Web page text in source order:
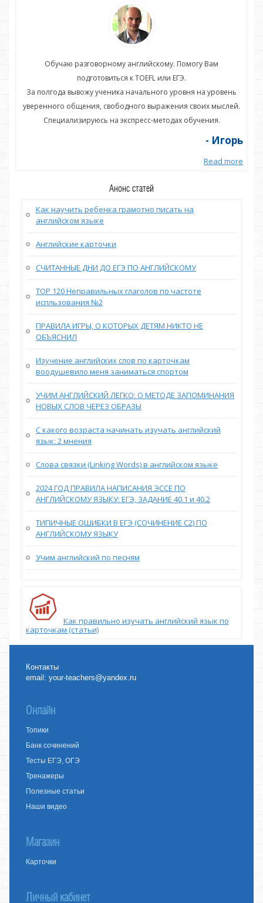
Обучаю разговорному английскому. Помогу Вам
подготовиться к TOEFL или ЕГЭ.
За полгода вывожу ученика начального уровня на уровень
уверенного общения, свободного выражения своих мыслей.
Специализируюсь на экспресс-методах обучения.
- Игорь
Read more
Анонс статей
Как научить ребенка грамотно писать на
английском языке
Английские карточки
СЧИТАННЫЕ ДНИ ДО ЕГЭ ПО АНГЛИЙСКОМУ
TOP 120 Неправильных глаголов по частоте
испльзования №2
ПРАВИЛА ИГРЫ, О КОТОРЫХ ДЕТЯМ НИКТО НЕ
ОБЪЯСНИЛ
Изучение английских слов по карточкам
воодушевило меня заниматься спортом
УЧИМ АНГЛИЙСКИЙ ЛЕГКО: О МЕТОДЕ ЗАПОМИНАНИЯ
НОВЫХ СЛОВ ЧЕРЕЗ ОБРАЗЫ
С какого возраста начинать изучать английский
язык: 2 мнения
Слова связки (Linking Words) в английском языке
2024 ГОД ПРАВИЛА НАПИСАНИЯ ЭССЕ ПО
АНГЛИЙСКОМУ ЯЗЫКУ: ЕГЭ, ЗАДАНИЕ 40.1 и 40.2
ТИПИЧНЫЕ ОШИБКИ В ЕГЭ (СОЧИНЕНИЕ С2) ПО
АНГЛИЙСКОМУ ЯЗЫКУ
Учим английский по песням
Как правильно изучать английский язык по
карточкам (статьи)
Контакты
email:your-teachers@yandex.ru
Онлайн
Топики
Банк сочинений
Тесты ЕГЭ, ОГЭ
Тренажеры
Полезные статьи
Наши видео
Магазин
Карточки
Личный кабинет